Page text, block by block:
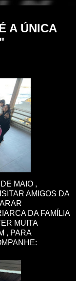
A ÚNICA
MAIO ,
AMIGOS DA
DA FAMÍLIA
MUITA
, PARA